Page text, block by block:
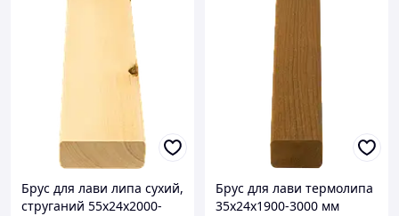
Брус для лави липа сухий,
струганий 55х24х2000-
Брус для лави термолипа
35х24х1900-3000 мм